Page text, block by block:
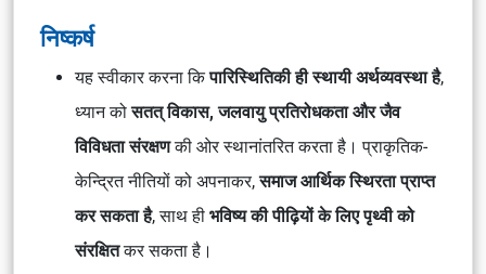
निष्कर्ष
यह स्वीकार करना किपारिस्थितिकी ही स्थायी अर्थव्यवस्था है,
ध्यान कोसतत् विकास, जलवायु प्रतिरोधकता और जैव
विविधता संरक्षणकी ओर स्थानांतरित करता है। प्राकृतिक-
केन्द्रित नीतियों को अपनाकर,समाज आर्थिक स्थिरता प्राप्त
कर सकता है, साथ ही भविष्य की पीढ़ियों के लिए पृथ्वी को
संरक्षितकर सकता है।